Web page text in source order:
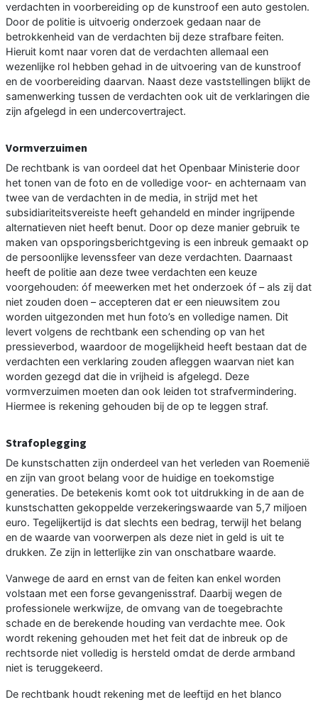
verdachten in voorbereiding op de kunstroof een auto gestolen.
Door de politie is uitvoerig onderzoek gedaan naar de
betrokkenheid van de verdachten bij deze strafbare feiten.
Hieruit komt naar voren dat de verdachten allemaal een
wezenlijke rol hebben gehad in de uitvoering van de kunstroof
en de voorbereiding daarvan. Naast deze vaststellingen blijkt de
samenwerking tussen de verdachten ook uit de verklaringen die
zijn afgelegd in een undercovertraject.
Vormverzuimen
De rechtbank is van oordeel dat het Openbaar Ministerie door
het tonen van de foto en de volledige voor- en achternaam van
twee van de verdachten in de media, in strijd met het
subsidiariteitsvereiste heeft gehandeld en minder ingrijpende
alternatieven niet heeft benut. Door op deze manier gebruik te
maken van opsporingsberichtgeving is een inbreuk gemaakt op
de persoonlijke levenssfeer van deze verdachten. Daarnaast
heeft de politie aan deze twee verdachten een keuze
voorgehouden: óf meewerken met het onderzoek óf – als zij dat
niet zouden doen – accepteren dat er een nieuwsitem zou
worden uitgezonden met hun foto’s en volledige namen. Dit
levert volgens de rechtbank een schending op van het
pressieverbod, waardoor de mogelijkheid heeft bestaan dat de
verdachten een verklaring zouden afleggen waarvan niet kan
worden gezegd dat die in vrijheid is afgelegd. Deze
vormverzuimen moeten dan ook leiden tot strafvermindering.
Hiermee is rekening gehouden bij de op te leggen straf.
Strafoplegging
De kunstschatten zijn onderdeel van het verleden van Roemenië
en zijn van groot belang voor de huidige en toekomstige
generaties. De betekenis komt ook tot uitdrukking in de aan de
kunstschatten gekoppelde verzekeringswaarde van 5,7 miljoen
euro. Tegelijkertijd is dat slechts een bedrag, terwijl het belang
en de waarde van voorwerpen als deze niet in geld is uit te
drukken. Ze zijn in letterlijke zin van onschatbare waarde.
Vanwege de aard en ernst van de feiten kan enkel worden
volstaan met een forse gevangenisstraf. Daarbij wegen de
professionele werkwijze, de omvang van de toegebrachte
schade en de berekende houding van verdachte mee. Ook
wordt rekening gehouden met het feit dat de inbreuk op de
rechtsorde niet volledig is hersteld omdat de derde armband
niet is teruggekeerd.
De rechtbank houdt rekening met de leeftijd en het blanco